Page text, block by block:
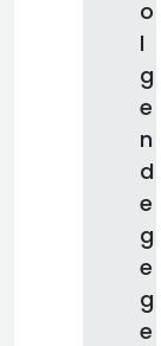
o
l
g
e
n
d
e
g
e
g
e